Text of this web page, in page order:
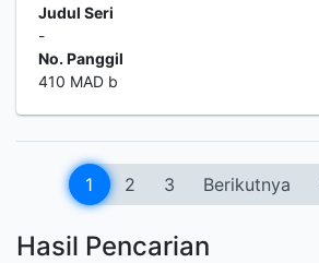
Judul Seri
-
No. Panggil
410 MAD b
1 2 3 Berikutnya
Hasil Pencarian